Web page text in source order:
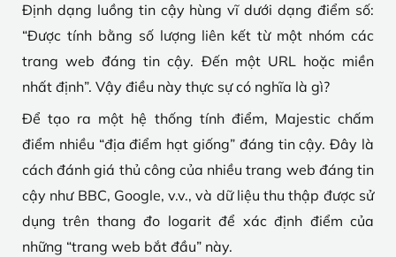
Định dạng luồng tin cậy hùng vĩ dưới dạng điểm số:
“Được tính bằng số lượng liên kết từ một nhóm các
trang web đáng tin cậy. Đến một URL hoặc miền
nhất định”. Vậy điều này thực sự có nghĩa là gì?
Để tạo ra một hệ thống tính điểm, Majestic chấm
điểm nhiều “địa điểm hạt giống” đáng tin cậy. Đây là
cách đánh giá thủ công của nhiều trang web đáng tin
cậy như BBC, Google, v.v., và dữ liệu thu thập được sử
dụng trên thang đo logarit để xác định điểm của
những “trang web bắt đầu” này.